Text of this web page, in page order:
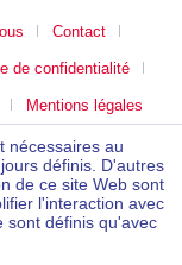
Contact
de confidentialité
Mentions légales
nécessaires au
définis. D'autres
de ce site Web sont
l'interaction avec
sont définis qu'avec